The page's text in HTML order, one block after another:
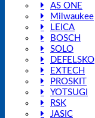
AS ONE
Milwaukee
LEICA
BOSCH
SOLO
DEFELSKO
EXTECH
PROSKIT
YOTSUGI
RSK
JASIC